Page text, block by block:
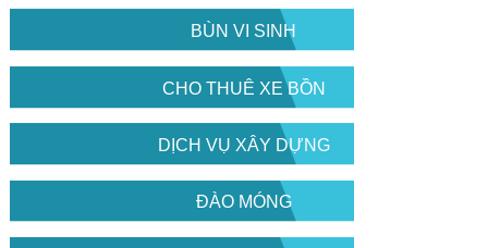
BÙN VI SINH
CHO THUÊ XE BỒN
DỊCH VỤ XÂY DỰNG
ĐÀO MÓNG